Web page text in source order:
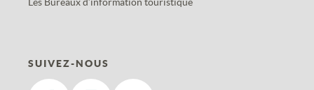
SUIVEZ-NOUS